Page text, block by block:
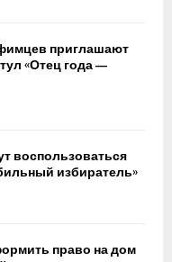
приглашают
«Отец года —
воспользоваться
избиратель»
право на дом